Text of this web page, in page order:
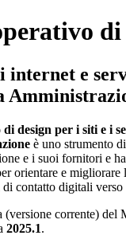
di
internet e
design per i siti e i
è uno strumento
e i suoi fornitori e
orientare e migliorare
contatto digitali verso
(versione corrente) del
2025.1.